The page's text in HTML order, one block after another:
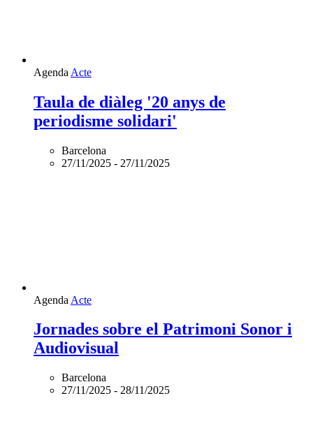
Agenda Acte
Taula de diàleg '20 anys de
periodisme solidari'
Barcelona
27/11/2025 - 27/11/2025
Agenda Acte
Jornades sobre el Patrimoni Sonor i
Audiovisual
Barcelona
27/11/2025 - 28/11/2025